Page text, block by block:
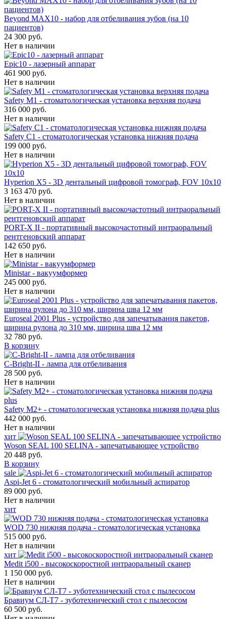
Beyond MAX10 - набор для отбеливания зубов (на 10
пациентов)
24 300 руб.
Нет в наличии
Epic10 - лазерный аппарат
461 900 руб.
Нет в наличии
Safety M1 - стоматологическая установка верхняя подача
316 000 руб.
Нет в наличии
Safety C1 - стоматологическая установка нижняя подача
199 000 руб.
Нет в наличии
Hyperion X5 - 3D дентальный цифровой томограф, FOV 10x10
3 163 470 руб.
Нет в наличии
PORT-X II - портативный высокочастотный интраоральный
рентгеновский аппарат
142 650 руб.
Нет в наличии
Ministar - вакуумформер
245 000 руб.
Нет в наличии
Euroseal 2001 Plus - устройство для запечатывания пакетов,
ширина рулона до 310 мм, ширина шва 12 мм
32 780 руб.
В корзину
С-Bright-II - лампа для отбеливания
28 500 руб.
Нет в наличии
Safety M2+ - стоматологическая установка нижняя подача plus
442 000 руб.
Нет в наличии
хит
Woson SEAL 100 SELINA - запечатывающее устройство
20 448 руб.
В корзину
sale
Aspi-Jet 6 - стоматологический мобильный аспиратор
89 000 руб.
Нет в наличии
хит
WOD 730 нижняя подача - стоматологическая установка
515 000 руб.
Нет в наличии
хит
Medit i500 - высокоскоростной интраоральный сканер
1 150 000 руб.
Нет в наличии
Бравиум СЛ-Т7 - зуботехнический стол с пылесосом
60 500 руб.